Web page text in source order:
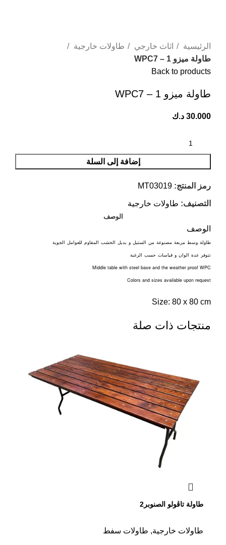
الرئيسية
اثاث خارجي
طاولات خارجية
طاولة ميزو WPC7 – 1
Back to products
طاولة ميزو WPC7 – 1
30.000 د.ك
إضافة إلى السلة
رمز المنتج: MT03019
التصنيف: طاولات خارجية
الوصف
الوصف
طاولة وسط مربعة مصنوعة من الستيل و بديل الخشب المقاوم للعوامل الجوية
تتوفر عدة الوان و قياسات حسب الرغبة
Middle table with steel base and the weather proof WPC
Colors and sizes available upon request
Size: 80 x 80 cm
منتجات ذات صلة
طاولة تاڤولو الصنوبر2
طاولات خارجية, طاولات سفط